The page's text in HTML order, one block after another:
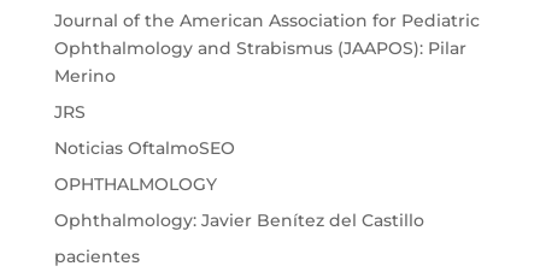
Journal of the American Association for Pediatric
Ophthalmology and Strabismus (JAAPOS): Pilar
Merino
JRS
Noticias OftalmoSEO
OPHTHALMOLOGY
Ophthalmology: Javier Benítez del Castillo
pacientes